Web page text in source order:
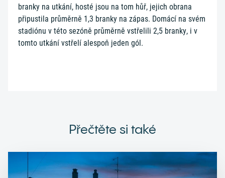
branky na utkání, hosté jsou na tom hůř, jejich obrana
připustila průměrně 1,3 branky na zápas. Domácí na svém
stadiónu v této sezóně průměrně vstřelili 2,5 branky, i v
tomto utkání vstřelí alespoň jeden gól.
Přečtěte si také